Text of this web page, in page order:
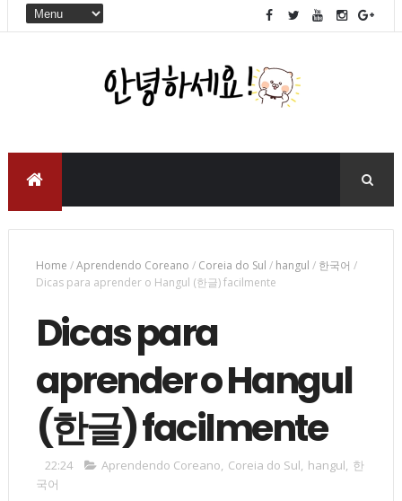
Home /Aprendendo Coreano / Coreia do Sul / hangul / 한국어 /
Dicas para aprender o Hangul (한글) facilmente
Dicas para
aprender o Hangul
(한글) facilmente
22:24 Aprendendo Coreano, Coreia do Sul, hangul, 한
국어